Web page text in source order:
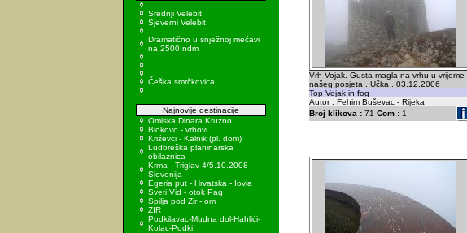
Srednji Velebit
Sjeverni Velebit
Dramatično u snježnoj mećavi
na 2500 ndm
Češka smrčkovica
Najnovije destinacije
Omiska Dinara Kruzno
Biokovo - vrhovi
Križevci - Kalnik (pl. dom)
Ludbreška planinarska
obilaznica
Krma - Triglav 4/5.10.2008
Slovenija
Egeria put - Hrvatska - Iovia
Sveti Vid - otok Pag
Spilja pod Zir - om
ZIR
Podkilavac-Mudna dol-Hahlići-
Kolac-Podki
Vrh Vojak. Gusta magla na vrhu u vrijeme
našeg posjeta . Učka . 03.12.2006
Top Vojak in fog .
Autor : Fehim Buševac - Rijeka
Broj klikova : 71 Com : 1